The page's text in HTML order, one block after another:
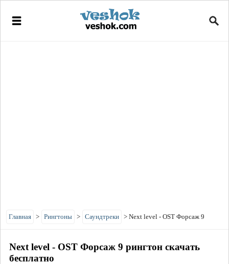
Главная > Рингтоны > Саундтреки > Next level - OST Форсаж 9
Next level - OST Форсаж 9 рингтон скачать
бесплатно